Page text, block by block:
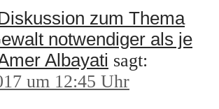
zum Thema
notwendiger als je
Albayati sagt:
um 12:45 Uhr